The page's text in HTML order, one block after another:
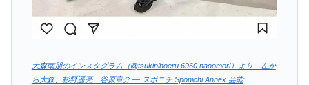
大森南朋のインスタグラム（@tsukinihoeru.6960.naoomori）より 左か
ら大森、杉野遥亮、谷原章介 ― スポニチ Sponichi Annex 芸能